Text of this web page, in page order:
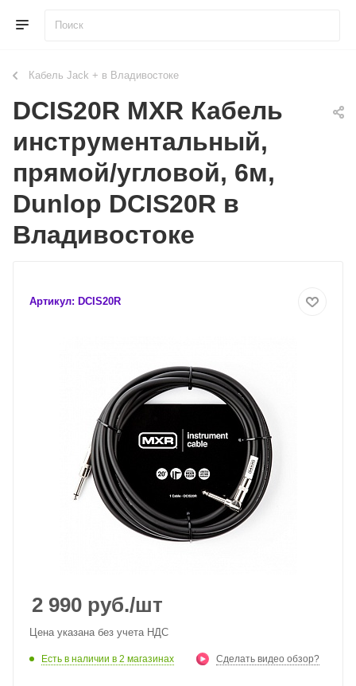
Кабель Jack + в Владивостоке
DCIS20R MXR Кабель
инструментальный,
прямой/угловой, 6м,
Dunlop DCIS20R в
Владивостоке
Артикул: DCIS20R
2 990 руб./шт
Цена указана без учета НДС
Есть в наличии в 2 магазинах Сделать видео обзор?